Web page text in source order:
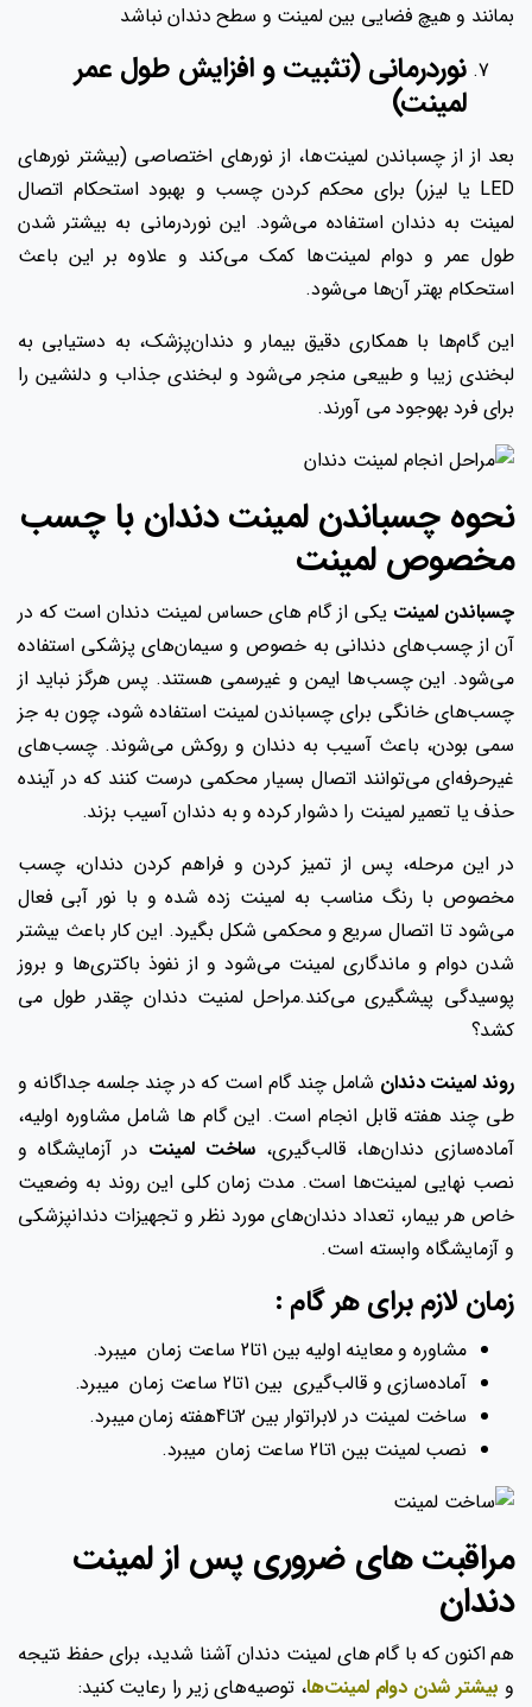
بمانند و هیچ فضایی بین لمینت و سطح دندان نباشد
نوردرمانی (تثبیت و افزایش طول عمر
لمینت)
بعد از از چسباندن لمینت‌ها، از نورهای اختصاصی (بیشتر نورهای
LED یا لیزر) برای محکم کردن چسب و بهبود استحکام اتصال
لمینت به دندان استفاده می‌شود. این نوردرمانی به بیشتر شدن
طول عمر و دوام لمینت‌ها کمک می‌کند و علاوه بر این باعث
استحکام بهتر آن‌ها می‌شود.
این گام‌ها با همکاری دقیق بیمار و دندان‌پزشک، به دستیابی به
لبخندی زیبا و طبیعی منجر می‌شود و لبخندی جذاب و دلنشین را
برای فرد بهوجود می آورند.
نحوه چسباندن لمینت دندان با چسب
مخصوص لمینت
چسباندن لمینت یکی از گام های حساس لمینت دندان است که در
آن از چسب‌های دندانی به خصوص و سیمان‌های پزشکی استفاده
می‌شود. این چسب‌ها ایمن و غیرسمی هستند. پس هرگز نباید از
چسب‌های خانگی برای چسباندن لمینت استفاده شود، چون به جز
سمی بودن، باعث آسیب به دندان و روکش می‌شوند. چسب‌های
غیرحرفه‌ای می‌توانند اتصال بسیار محکمی درست کنند که در آینده
حذف یا تعمیر لمینت را دشوار کرده و به دندان آسیب بزند.
در این مرحله، پس از تمیز کردن و فراهم کردن دندان، چسب
مخصوص با رنگ مناسب به لمینت زده شده و با نور آبی فعال
می‌شود تا اتصال سریع و محکمی شکل بگیرد. این کار باعث بیشتر
شدن دوام و ماندگاری لمینت می‌شود و از نفوذ باکتری‌ها و بروز
پوسیدگی پیشگیری می‌کند.مراحل لمنیت دندان چقدر طول می
کشد؟
روند لمینت دندان شامل چند گام است که در چند جلسه جداگانه و
طی چند هفته قابل انجام است. این گام ها شامل مشاوره اولیه،
آماده‌سازی دندان‌ها، قالب‌گیری، ساخت لمینت در آزمایشگاه و
نصب نهایی لمینت‌ها است. مدت زمان کلی این روند به وضعیت
خاص هر بیمار، تعداد دندان‌های مورد نظر و تجهیزات دندانپزشکی
و آزمایشگاه وابسته است.
زمان لازم برای هر گام :
مشاوره و معاینه اولیه بین 1تا2 ساعت زمان میبرد.
آماده‌سازی و قالب‌گیری بین 1تا2 ساعت زمان میبرد.
ساخت لمینت در لابراتوار بین 2تا4هفته زمان میبرد.
نصب لمینت بین 1تا2 ساعت زمان میبرد.
مراقبت های ضروری پس از لمینت
دندان
هم اکنون که با گام های لمینت دندان آشنا شدید، برای حفظ نتیجه
و بیشتر شدن دوام لمینت‌ها، توصیه‌های زیر را رعایت کنید: